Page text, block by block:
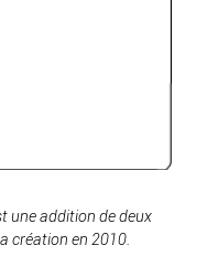
une addition de deux
création en 2010.